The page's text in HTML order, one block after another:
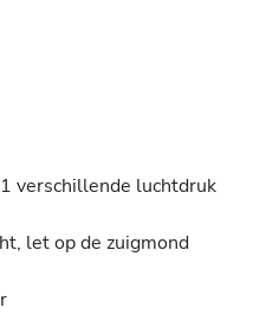
verschillende luchtdruk
let op de zuigmond